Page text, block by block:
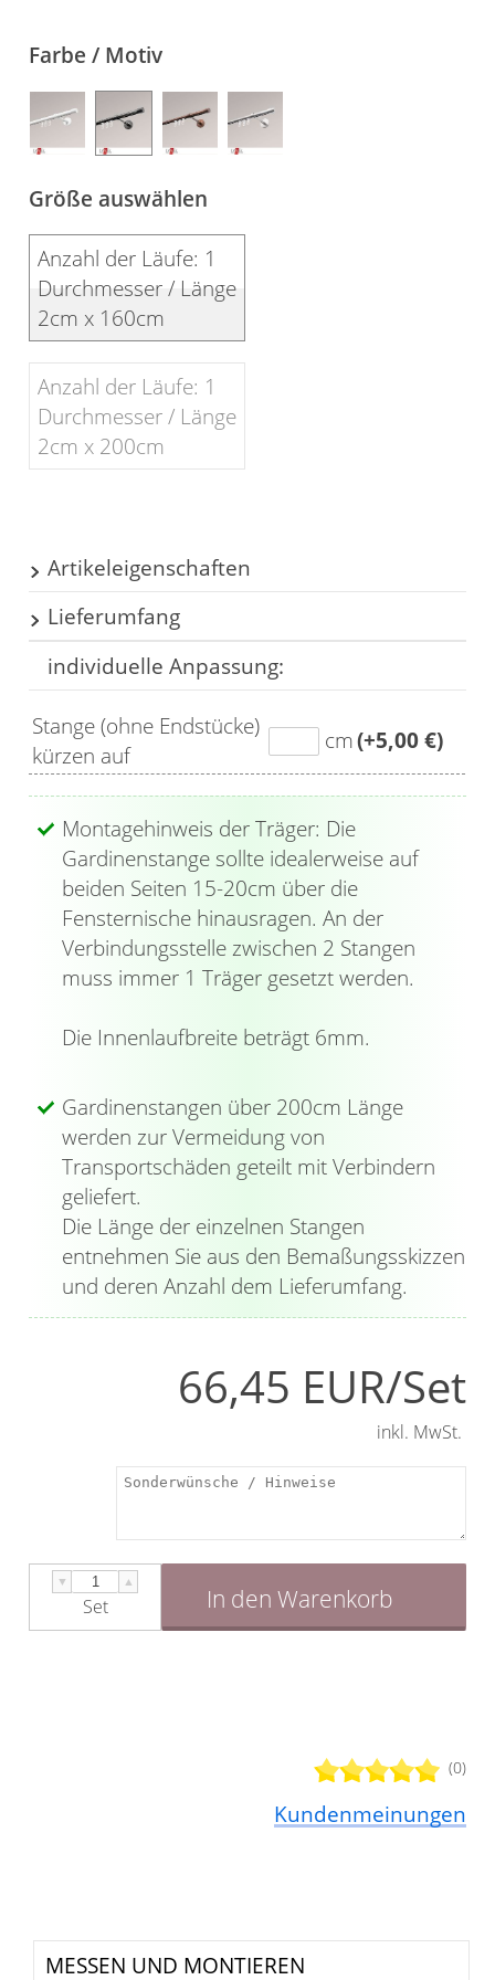
Panneaux
Farbe / Motiv
Größe auswählen
Anzahl der Läufe: 1
Durchmesser / Länge
2cm x 160cm
Anzahl der Läufe: 1
Durchmesser / Länge
2cm x 200cm
Artikeleigenschaften
Länge: 160cm
Länge mit Endkappen: 160.8cm
Anzahl der Läufe:1
Innenlaufbreite:6mm
Innenlaufstange:
Material:Metall
Lieferumfang
1x Gardinenstange
2x Endstück
20x Klickgleiter
individuelle Anpassung:
Stange (ohne Endstücke)
kürzen auf
cm(+5,00 €)
Montagehinweis der Träger: Die
Gardinenstange sollte idealerweise auf
beiden Seiten 15-20cm über die
Fensternische hinausragen. An der
Verbindungsstelle zwischen 2 Stangen
muss immer 1 Träger gesetzt werden.
Die Innenlaufbreite beträgt 6mm.
Gardinenstangen über 200cm Länge
werden zur Vermeidung von
Transportschäden geteilt mit Verbindern
geliefert.
Die Länge der einzelnen Stangen
entnehmen Sie aus den Bemaßungsskizzen
und deren Anzahl dem Lieferumfang.
(0)
Kundenmeinungen
66,45 EUR/Set
inkl. MwSt.
▼ ▲
Set In den Warenkorb
MESSEN UND MONTIEREN